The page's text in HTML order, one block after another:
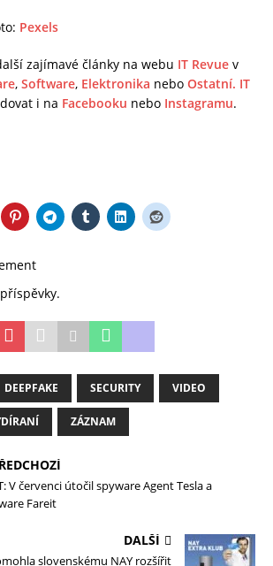
Pexels
zajímavé články na webu IT Revue v
, Software, Elektronika nebo Ostatní. IT
i na Facebooku nebo Instagramu.
DEEPFAKE SECURITY VIDEO
ZÁZNAM
V červenci útočil spyware Agent Tesla a
Fareit
DALŠÍ
slovenskému NAY rozšířit